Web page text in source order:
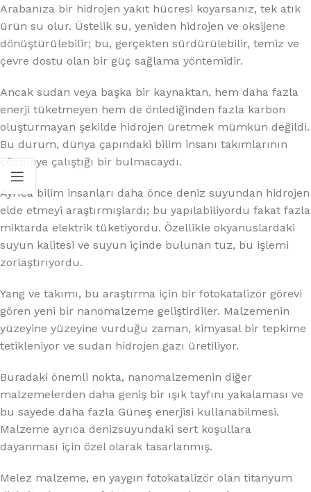
Arabanıza bir hidrojen yakıt hücresi koyarsanız, tek atık
ürün su olur. Üstelik su, yeniden hidrojen ve oksijene
dönüştürülebilir; bu, gerçekten sürdürülebilir, temiz ve
çevre dostu olan bir güç sağlama yöntemidir.
Ancak sudan veya başka bir kaynaktan, hem daha fazla
enerji tüketmeyen hem de önlediğinden fazla karbon
oluşturmayan şekilde hidrojen üretmek mümkün değildi.
Bu durum, dünya çapındaki bilim insanı takımlarının
çözmeye çalıştığı bir bulmacaydı.
Ayrıca bilim insanları daha önce deniz suyundan hidrojen
elde etmeyi araştırmışlardı; bu yapılabiliyordu fakat fazla
miktarda elektrik tüketiyordu. Özellikle okyanuslardaki
suyun kalitesi ve suyun içinde bulunan tuz, bu işlemi
zorlaştırıyordu.
Yang ve takımı, bu araştırma için bir fotokatalizör görevi
gören yeni bir nanomalzeme geliştirdiler. Malzemenin
yüzeyine yüzeyine vurduğu zaman, kimyasal bir tepkime
tetikleniyor ve sudan hidrojen gazı üretiliyor.
Buradaki önemli nokta, nanomalzemenin diğer
malzemelerden daha geniş bir ışık tayfını yakalaması ve
bu sayede daha fazla Güneş enerjisi kullanabilmesi.
Malzeme ayrıca denizsuyundaki sert koşullara
dayanması için özel olarak tasarlanmış.
Melez malzeme, en yaygın fotokatalizör olan titanyum